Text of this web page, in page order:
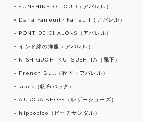
SUNSHINE＋CLOUD（アパレル）
Dana Faneuil・Faneuil（アパレル）
PONT DE CHALONS（アパレル）
インド綿の洋服（アパレル）
NISHIGUCHI KUTSUSHITA（靴下）
French Bull（靴下・アパレル）
suolo（帆布バッグ）
AURORA SHOES（レザーシューズ）
hippobloo（ビーチサンダル）